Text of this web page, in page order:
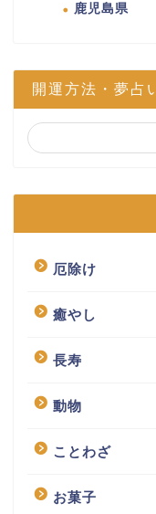
鹿児島県
開運方法・夢占
厄除け
癒やし
長寿
動物
ことわざ
お菓子